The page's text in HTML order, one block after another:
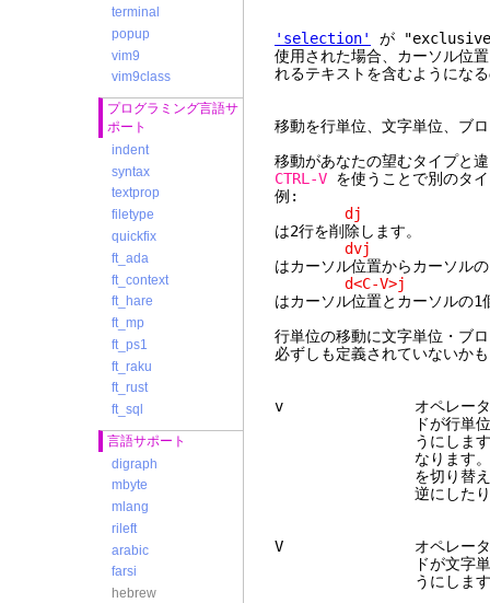
terminal
popup
vim9
vim9class
プログラミング言語サ
ポート
indent
syntax
textprop
filetype
quickfix
ft_ada
ft_context
ft_hare
ft_mp
ft_ps1
ft_raku
ft_rust
ft_sql
言語サポート
digraph
mbyte
mlang
rileft
arabic
farsi
hebrew
'selection'
が
使用された場合、カーソル位
れるテキストを含むようにな
移動を行単位、文字単位、ブ
移動があなたの望むタイプ
CTRL-V を使うことで別のタ
例:
dj
は2行を削除します。
dvj
はカーソル位置からカーソル
d<C-V>j
はカーソル位置とカーソルの1
行単位の移動に文字単位・ブ
必ずしも定義されていないか
v オペレータコマンド
ドが行単位であっても
うにします。移動コ
なります。移動コマン
を切り替えます。これ
逆にしたりでき
V オペレータコマンド
ドが文字単位であって
うにします